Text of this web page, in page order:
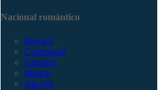
Nacional romántico
Boyacá
Capurganá
Girardot
Melgar
San Gil